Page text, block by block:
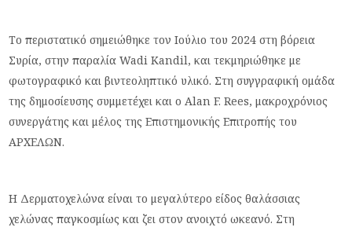
Το περιστατικό σημειώθηκε τον Ιούλιο του 2024 στη βόρεια
Συρία, στην παραλία Wadi Kandil, και τεκμηριώθηκε με
φωτογραφικό και βιντεοληπτικό υλικό. Στη συγγραφική ομάδα
της δημοσίευσης συμμετέχει και ο Alan F. Rees, μακροχρόνιος
συνεργάτης και μέλος της Επιστημονικής Επιτροπής του
ΑΡΧΕΛΩΝ.
Η Δερματοχελώνα είναι το μεγαλύτερο είδος θαλάσσιας
χελώνας παγκοσμίως και ζει στον ανοιχτό ωκεανό. Στη